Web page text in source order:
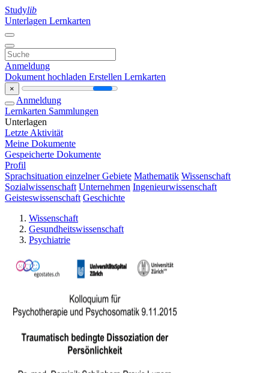
Studylib
Unterlagen Lernkarten
Anmeldung
Dokument hochladen Erstellen Lernkarten
×
Anmeldung
Lernkarten Sammlungen
Unterlagen
Letzte Aktivität
Meine Dokumente
Gespeicherte Dokumente
Profil
Sprachsituation einzelner Gebiete Mathematik Wissenschaft
Sozialwissenschaft Unternehmen Ingenieurwissenschaft
Geisteswissenschaft Geschichte
Wissenschaft
Gesundheitswissenschaft
Psychiatrie